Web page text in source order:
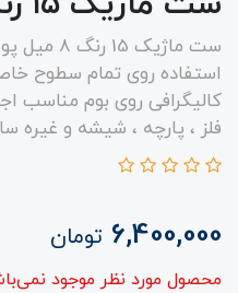
ست ماژیک
استفاده روی تمام سطوح
کالیگرافی روی بوم مناسب
فلز ، پارچه ، شیشه و غیره
6,400,000 تومان
محصول مورد نظر موجود